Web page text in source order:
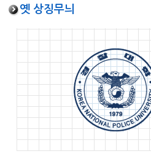
옛 상징무늬